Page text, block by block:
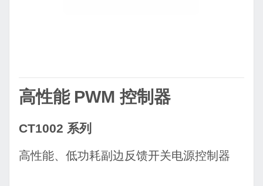
高性能 PWM 控制器
CT1002 系列
高性能、低功耗副边反馈开关电源控制器